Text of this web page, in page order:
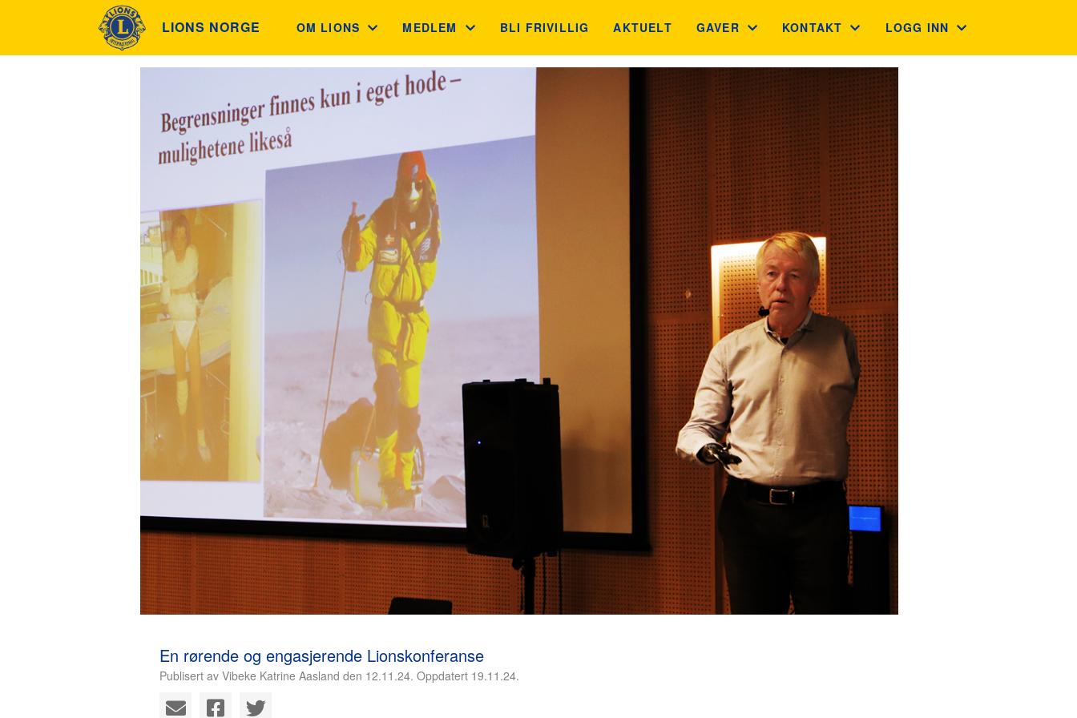
LIONS NORGE OM LIONS
HISTORIEN
FINN KLUBB
INNSAMLINGSKONTROLLEN
MEDLEM
MEDLEMSFORDELER
BLI FRIVILLIG AKTUELT GAVER
GAVEKORT
JULEGAVE BEDRIFT OG PRIVAT
KONTAKT
KONTAKT
ADMINISTRASJON
GUVERNØRRÅDET
FINN KLUBB
LOGG INN
GNIST (FOR MEDLEMMER)
STYREWEB (FOR
INTRANETT
LIONS PORTAL
En rørende og engasjerende Lionskonferanse
Publisert av Vibeke Katrine Aasland den 12.11.24. Oppdatert 19.11.24.